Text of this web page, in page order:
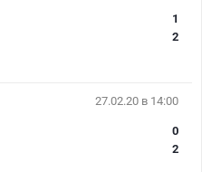
1
2
27.02.20 в 14:00
0
2